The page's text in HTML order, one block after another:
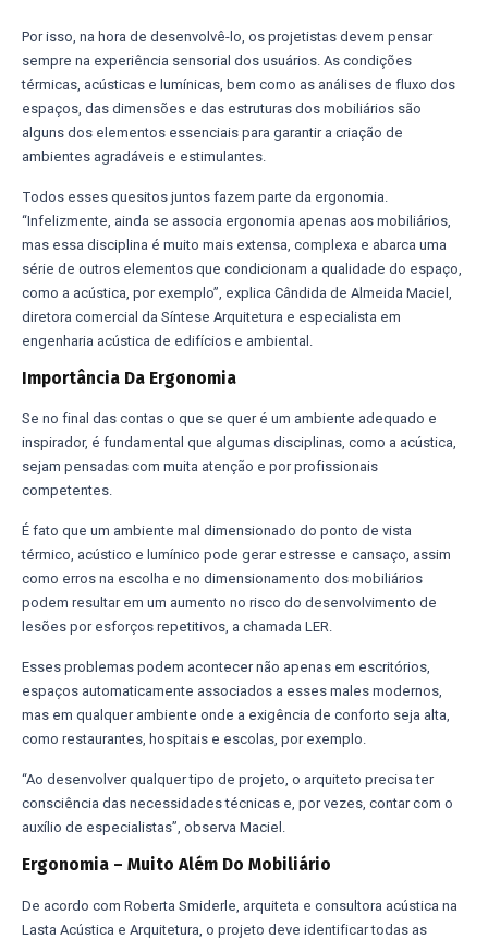
Por isso, na hora de desenvolvê-lo, os projetistas devem pensar
sempre na experiência sensorial dos usuários. As condições
térmicas, acústicas e lumínicas, bem como as análises de fluxo dos
espaços, das dimensões e das estruturas dos mobiliários são
alguns dos elementos essenciais para garantir a criação de
ambientes agradáveis e estimulantes.
Todos esses quesitos juntos fazem parte da ergonomia.
“Infelizmente, ainda se associa ergonomia apenas aos mobiliários,
mas essa disciplina é muito mais extensa, complexa e abarca uma
série de outros elementos que condicionam a qualidade do espaço,
como a acústica, por exemplo”, explica Cândida de Almeida Maciel,
diretora comercial da Síntese Arquitetura e especialista em
engenharia acústica de edifícios e ambiental.
Importância Da Ergonomia
Se no final das contas o que se quer é um ambiente adequado e
inspirador, é fundamental que algumas disciplinas, como a acústica,
sejam pensadas com muita atenção e por profissionais
competentes.
É fato que um ambiente mal dimensionado do ponto de vista
térmico, acústico e lumínico pode gerar estresse e cansaço, assim
como erros na escolha e no dimensionamento dos mobiliários
podem resultar em um aumento no risco do desenvolvimento de
lesões por esforços repetitivos, a chamada LER.
Esses problemas podem acontecer não apenas em escritórios,
espaços automaticamente associados a esses males modernos,
mas em qualquer ambiente onde a exigência de conforto seja alta,
como restaurantes, hospitais e escolas, por exemplo.
“Ao desenvolver qualquer tipo de projeto, o arquiteto precisa ter
consciência das necessidades técnicas e, por vezes, contar com o
auxílio de especialistas”, observa Maciel.
Ergonomia – Muito Além Do Mobiliário
De acordo com Roberta Smiderle, arquiteta e consultora acústica na
Lasta Acústica e Arquitetura, o projeto deve identificar todas as